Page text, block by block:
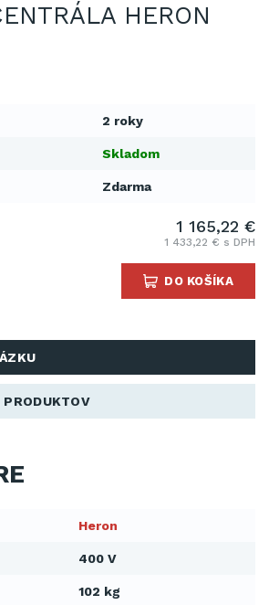
HERON
2 roky
Skladom
Zdarma
PRODUKTOV
1 165,22 €
1 433,22 € s DPH
DO KOŠÍKA
Heron
400 V
102 kg